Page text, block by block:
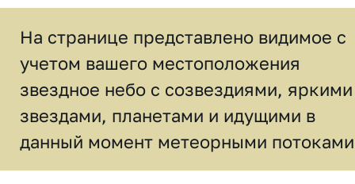
На странице представлено видимое c
учетом вашего местоположения
звездное небо c созвездиями, яркими
звездами, планетами и идущими в
данный момент метеорными